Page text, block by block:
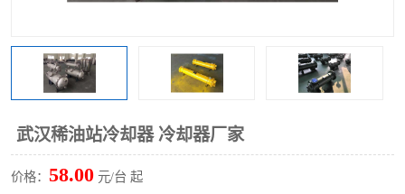
武汉稀油站冷却器 冷却器厂家
价格： 58.00 元/台 起